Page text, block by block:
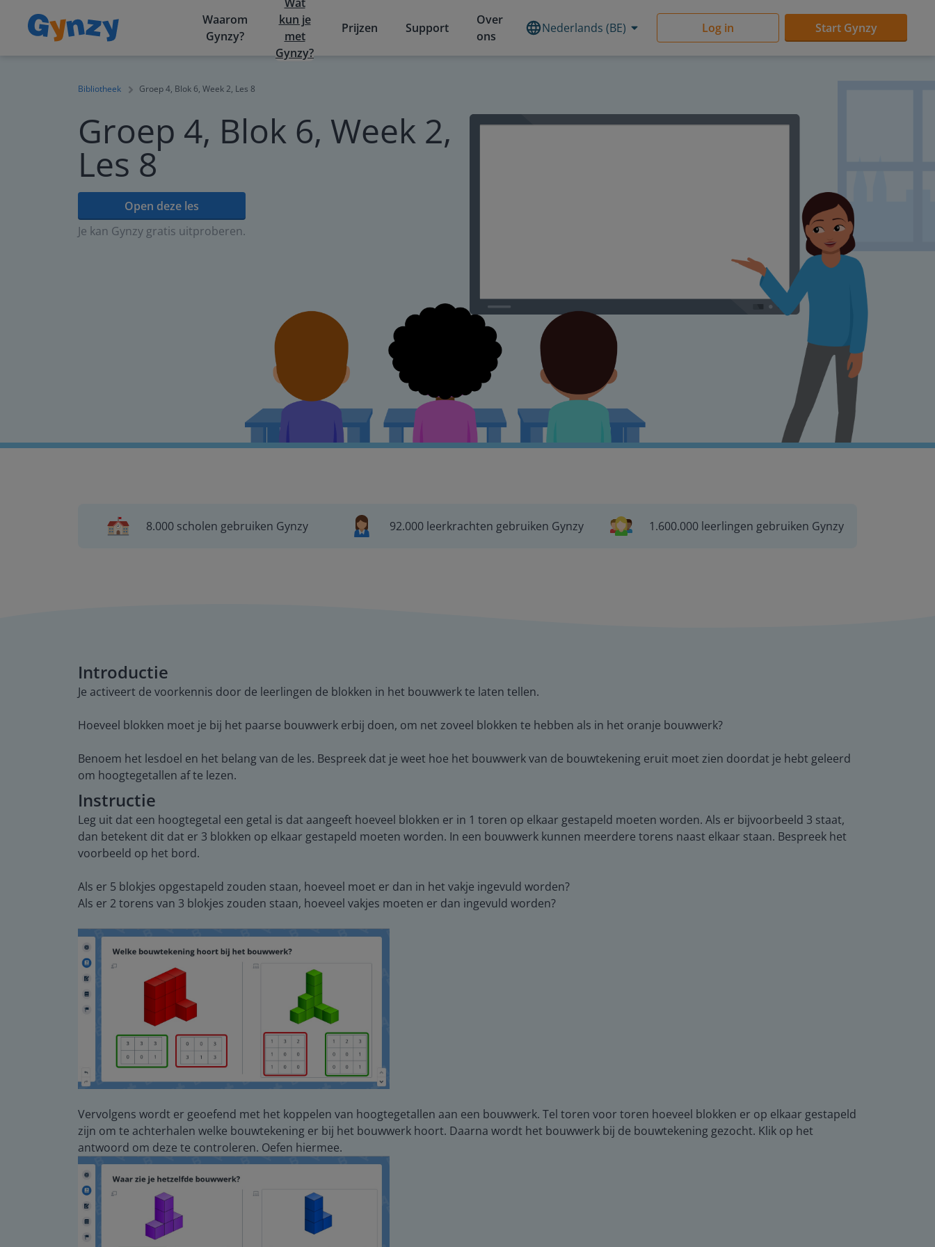
Waarom
Gynzy?
kun je
met
Gynzy?
Prijzen Support
Over
ons
Nederlands (BE) Log in Start Gynzy
Bibliotheek Groep 4, Blok 6, Week 2, Les 8
Groep 4, Blok 6, Week 2,
Les 8
Open deze les
Je kan Gynzy gratis uitproberen.
8.000 scholen gebruiken Gynzy 92.000 leerkrachten gebruiken Gynzy 1.600.000 leerlingen gebruiken Gynzy
Introductie
Je activeert de voorkennis door de leerlingen de blokken in het bouwwerk te laten tellen.
Hoeveel blokken moet je bij het paarse bouwwerk erbij doen, om net zoveel blokken te hebben als in het oranje bouwwerk?
Benoem het lesdoel en het belang van de les. Bespreek dat je weet hoe het bouwwerk van de bouwtekening eruit moet zien doordat je hebt geleerd
om hoogtegetallen af te lezen.
Instructie
Leg uit dat een hoogtegetal een getal is dat aangeeft hoeveel blokken er in 1 toren op elkaar gestapeld moeten worden. Als er bijvoorbeeld 3 staat,
dan betekent dit dat er 3 blokken op elkaar gestapeld moeten worden. In een bouwwerk kunnen meerdere torens naast elkaar staan. Bespreek het
voorbeeld op het bord.
Als er 5 blokjes opgestapeld zouden staan, hoeveel moet er dan in het vakje ingevuld worden?
Als er 2 torens van 3 blokjes zouden staan, hoeveel vakjes moeten er dan ingevuld worden?
Vervolgens wordt er geoefend met het koppelen van hoogtegetallen aan een bouwwerk. Tel toren voor toren hoeveel blokken er op elkaar gestapeld
zijn om te achterhalen welke bouwtekening er bij het bouwwerk hoort. Daarna wordt het bouwwerk bij de bouwtekening gezocht. Klik op het
antwoord om deze te controleren. Oefen hiermee.